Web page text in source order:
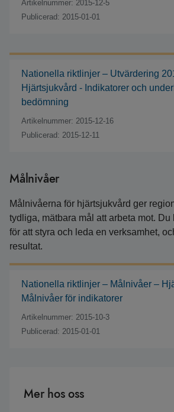
Artikelnummer: 2015-12-5
Publicerad: 2015-01-01
Nationella riktlinjer – Utvärdering
Hjärtsjukvård - Indikatorer och
bedömning
Artikelnummer: 2015-12-16
Publicerad: 2015-12-11
Målnivåer
Målnivåerna för hjärtsjukvård ger
tydliga, mätbara mål att arbeta mot.
för att styra och leda en verksamhet,
resultat.
Nationella riktlinjer – Målnivåer –
Målnivåer för indikatorer
Artikelnummer: 2015-10-3
Publicerad: 2015-01-01
Mer hos oss